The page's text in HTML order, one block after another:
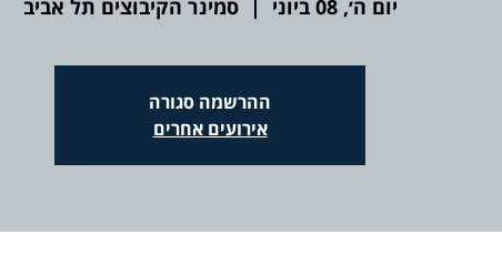
יום ה׳, 08 ביוני
  |
סמינר הקיבוצים תל אביב
ההרשמה סגורה
אירועים אחרים